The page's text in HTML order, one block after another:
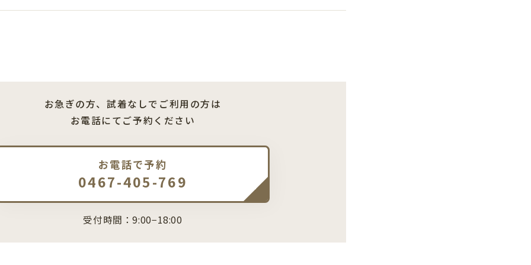
お急ぎの方、試着なしでご利用の方は
お電話にてご予約ください
お電話で予約
0467-405-769
受付時間：9:00−18:00